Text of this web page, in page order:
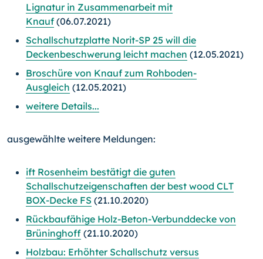
Lignatur in Zusammenarbeit mit
Knauf (06.07.2021)
Schallschutzplatte Norit-SP 25 will die
Deckenbeschwerung leicht machen (12.05.2021)
Broschüre von Knauf zum Rohboden-
Ausgleich (12.05.2021)
weitere Details...
ausgewählte weitere Meldungen:
ift Rosenheim bestätigt die guten
Schallschutzeigenschaften der best wood CLT
BOX-Decke FS (21.10.2020)
Rückbaufähige Holz-Beton-Verbunddecke von
Brü­ning­hoff (21.10.2020)
Holzbau: Erhöhter Schallschutz versus